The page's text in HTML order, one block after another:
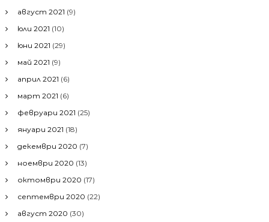
август 2021 (9)
юли 2021 (10)
юни 2021 (29)
май 2021 (9)
април 2021 (6)
март 2021 (6)
февруари 2021 (25)
януари 2021 (18)
декември 2020 (7)
ноември 2020 (13)
октомври 2020 (17)
септември 2020 (22)
август 2020 (30)